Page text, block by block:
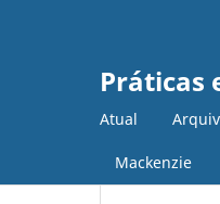
Práticas
Atual
Mackenzie